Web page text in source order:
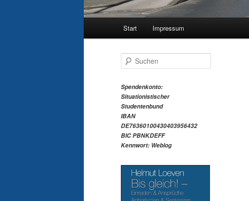
Start Impressum
u
h
e
n
Spendenkonto:
Situationistischer
Studentenbund
IBAN
DE76360100430403956432
BIC PBNKDEFF
Kennwort: Weblog